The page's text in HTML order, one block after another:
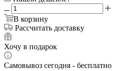
В корзину
Рассчитать доставку
Хочу в подарок
Самовывоз сегодня - бесплатно